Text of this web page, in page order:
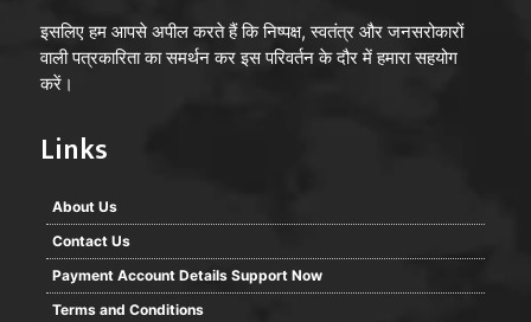
इसलिए हम आपसे अपील करते हैं कि निष्पक्ष, स्वतंत्र और जनसरोकारों
वाली पत्रकारिता का समर्थन कर इस परिवर्तन के दौर में हमारा सहयोग
करें।
Links
About Us
Contact Us
Payment Account Details Support Now
Terms and Conditions